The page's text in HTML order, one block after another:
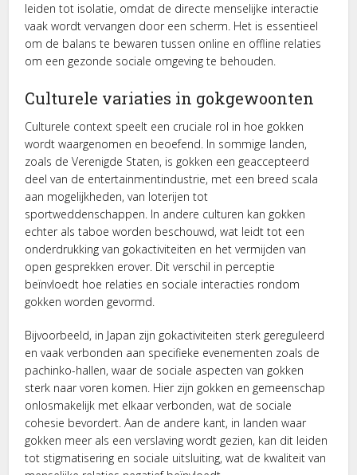
leiden tot isolatie, omdat de directe menselijke interactie
vaak wordt vervangen door een scherm. Het is essentieel
om de balans te bewaren tussen online en offline relaties
om een gezonde sociale omgeving te behouden.
Culturele variaties in gokgewoonten
Culturele context speelt een cruciale rol in hoe gokken
wordt waargenomen en beoefend. In sommige landen,
zoals de Verenigde Staten, is gokken een geaccepteerd
deel van de entertainmentindustrie, met een breed scala
aan mogelijkheden, van loterijen tot
sportweddenschappen. In andere culturen kan gokken
echter als taboe worden beschouwd, wat leidt tot een
onderdrukking van gokactiviteiten en het vermijden van
open gesprekken erover. Dit verschil in perceptie
beïnvloedt hoe relaties en sociale interacties rondom
gokken worden gevormd.
Bijvoorbeeld, in Japan zijn gokactiviteiten sterk gereguleerd
en vaak verbonden aan specifieke evenementen zoals de
pachinko-hallen, waar de sociale aspecten van gokken
sterk naar voren komen. Hier zijn gokken en gemeenschap
onlosmakelijk met elkaar verbonden, wat de sociale
cohesie bevordert. Aan de andere kant, in landen waar
gokken meer als een verslaving wordt gezien, kan dit leiden
tot stigmatisering en sociale uitsluiting, wat de kwaliteit van